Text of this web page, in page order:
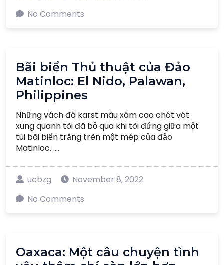
No Comments
Bãi biển Thủ thuật của Đảo
Matinloc: El Nido, Palawan,
Philippines
Những vách đá karst màu xám cao chót vót
xung quanh tôi đã bỏ qua khi tôi đứng giữa một
túi bãi biển trắng trên một mép của đảo
Matinloc. ....
ucbzg
November 8, 2022
No Comments
Oaxaca: Một câu chuyện tình